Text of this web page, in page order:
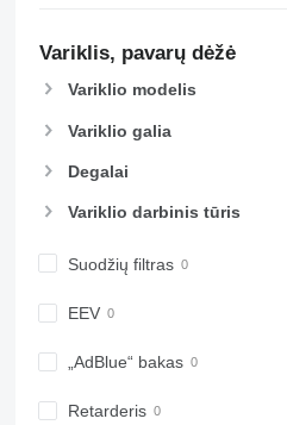
Variklis, pavarų dėžė
Variklio modelis
Variklio galia
Degalai
Variklio darbinis tūris
Suodžių filtras
EEV
„AdBlue“ bakas
Retarderis